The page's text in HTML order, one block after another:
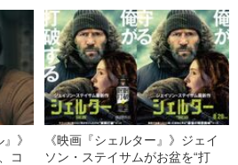
育
》
コ
《映画『シェルター』》ジェイ
ソン・ステイサムがお盆を“打